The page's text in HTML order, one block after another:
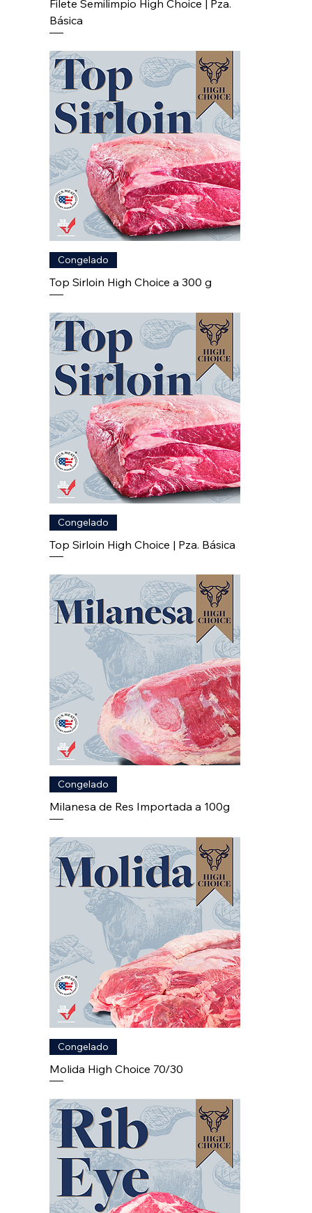
Filete Semilimpio High Choice | Pza.
Básica
Congelado
Top Sirloin High Choice a 300 g
Congelado
Top Sirloin High Choice | Pza. Básica
Congelado
Milanesa de Res Importada a 100g
Congelado
Molida High Choice 70/30